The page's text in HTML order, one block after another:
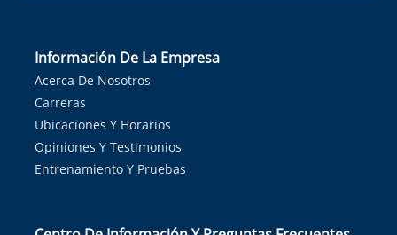
Información De La Empresa
Acerca De Nosotros
Carreras
Ubicaciones Y Horarios
Opiniones Y Testimonios
Entrenamiento Y Pruebas